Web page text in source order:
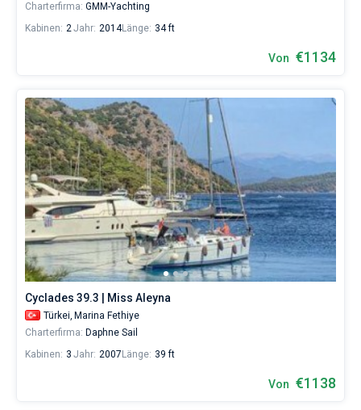
Charterfirma: GMM-Yachting
Kabinen: 2Jahr: 2014Länge: 34 ft
Von €1134
Cyclades 39.3 | Miss Aleyna
Türkei, Marina Fethiye
Charterfirma: Daphne Sail
Kabinen: 3 Jahr: 2007 Länge: 39 ft
Von €1138